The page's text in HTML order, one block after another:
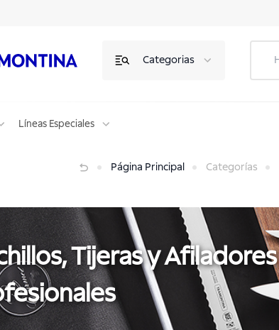
Categorias
Líneas Especiales
Página Principal Categorías
Tijeras y Afiladores